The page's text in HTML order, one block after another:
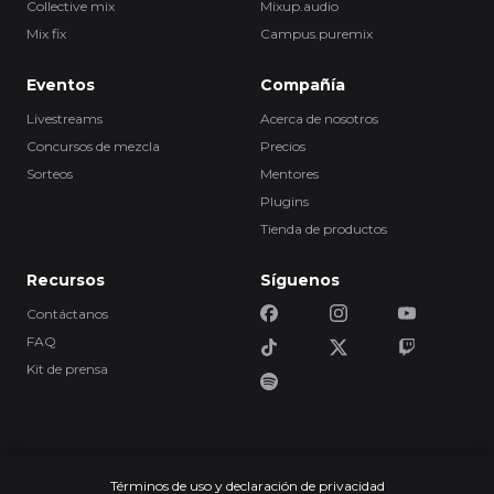
Collective mix
Mix fix
Mixup.audio
Campus.puremix
Eventos
Livestreams
Concursos de mezcla
Sorteos
Compañía
Acerca de nosotros
Precios
Mentores
Plugins
Tienda de productos
Recursos
Contáctanos
FAQ
Kit de prensa
Síguenos
Términos de uso y declaración de privacidad